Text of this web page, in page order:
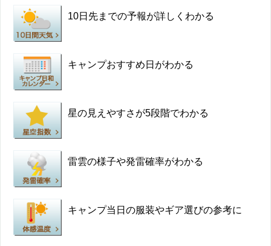
10日先までの予報が詳しくわかる
キャンプおすすめ日がわかる
星の見えやすさが5段階でわかる
雷雲の様子や発雷確率がわかる
キャンプ当日の服装やギア選びの参考に